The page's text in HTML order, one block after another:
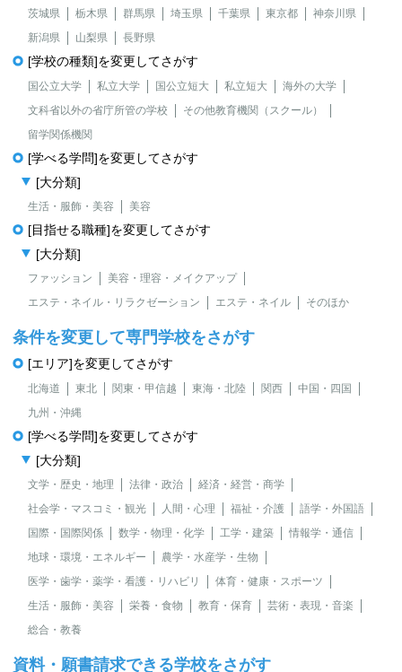
茨城県 栃木県 群馬県 埼玉県 千葉県 東京都
神奈川県
新潟県
山梨県 長野県
[学校の種類]を変更してさがす
国公立大学 私立大学 国公立短大 私立短大
海外の大学
文科省以外の省庁所管の学校
その他教育機関（スクール）
留学関係機関
[学べる学問]を変更してさがす
[大分類]
生活・服飾・美容 美容
[目指せる職種]を変更してさがす
[大分類]
ファッション
美容・理容・メイクアップ
エステ・ネイル・リラクゼーション
エステ・ネイル そのほか
条件を変更して専門学校をさがす
[エリア]を変更してさがす
北海道 東北 関東・甲信越 東海・北陸 関西
中国・四国
九州・沖縄
[学べる学問]を変更してさがす
[大分類]
文学・歴史・地理 法律・政治
経済・経営・商学
社会学・マスコミ・観光
人間・心理 福祉・介護
語学・外国語
国際・国際関係
数学・物理・化学 工学・建築
情報学・通信
地球・環境・エネルギー
農学・水産学・生物
医学・歯学・薬学・看護・リハビリ
体育・健康・スポーツ
生活・服飾・美容
栄養・食物 教育・保育
芸術・表現・音楽
総合・教養
資料・願書請求できる学校をさがす